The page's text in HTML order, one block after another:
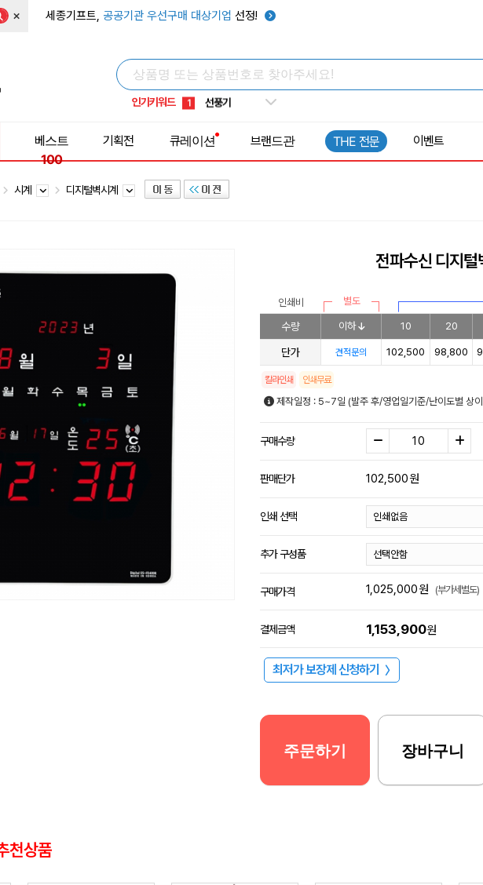
× 세종기프트, 공공기관 우선구매 대상기업 선정!
인기키워드
7 텀블러
10 타포린가방
1 선풍기
베스트
100
기획전 큐레이션 브랜드관 THE 전문 이벤트
시계 디지털벽시계
전파수신 디지
인쇄비 별도
수량 이하 10 20
단가 견적문의 102,500 98,800
칼라인쇄 인쇄무료
제작일정 : 5~7일 (발주 후/영업일기준/난이도별 상
구매수량
판매단가 102,500원
인쇄 선택
추가 구성품
구매가격 1,025,000원 (부가세별도)
결제금액 1,153,900원
최저가 보장제 신청하기 〉
주문하기 장바구니
천상품